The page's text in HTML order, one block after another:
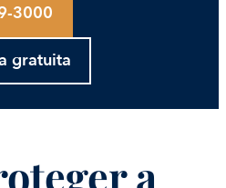
3000
gratuita
a